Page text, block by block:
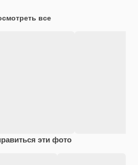
все
эти фото